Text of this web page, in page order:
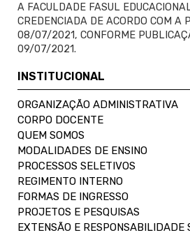
A FACULDADE FASUL
CREDENCIADA DE ACORDO COM A
08/07/2021, CONFORME
09/07/2021.
INSTITUCIONAL
ORGANIZAÇÃO ADMINISTRATIVA
CORPO DOCENTE
QUEM SOMOS
MODALIDADES DE ENSINO
PROCESSOS SELETIVOS
REGIMENTO INTERNO
FORMAS DE INGRESSO
PROJETOS E PESQUISAS
EXTENSÃO E RESPONSABILIDADE